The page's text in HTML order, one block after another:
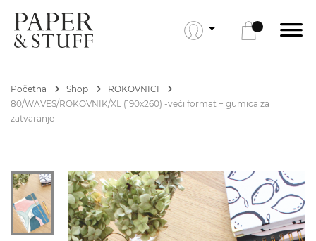
Početna Shop
ROKOVNICI
80/WAVES/ROKOVNIK/XL (190x260) -veći format + gumica za
zatvaranje